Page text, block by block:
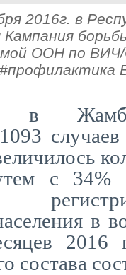
2016г. в
Кампания
ООН по
#профилактика
в
1093
с 34%
в
2016
состава